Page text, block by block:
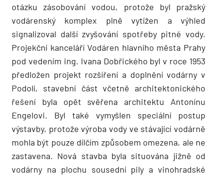
otázku zásobování vodou, protože byl pražský
vodárenský komplex plně vytížen a výhled
signalizoval další zvyšování spotřeby pitné vody.
Projekční kanceláří Vodáren hlavního města Prahy
pod vedením ing. Ivana Dobřického byl v roce 1953
předložen projekt rozšíření a doplnění vodárny v
Podolí, stavební část včetně architektonického
řešení byla opět svěřena architektu Antonínu
Engelovi. Byl také vymyšlen speciální postup
výstavby, protože výroba vody ve stávající vodárně
mohla být pouze dílčím způsobem omezena, ale ne
zastavena. Nová stavba byla situována jižně od
vodárny na plochu sousední pily a vinohradské